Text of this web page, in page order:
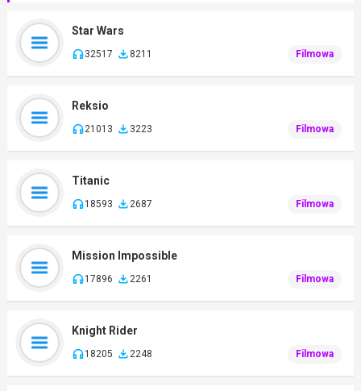
Star Wars
32517 8211 Filmowa
Reksio
21013 3223 Filmowa
Titanic
18593 2687 Filmowa
Mission Impossible
17896 2261 Filmowa
Knight Rider
18205 2248 Filmowa